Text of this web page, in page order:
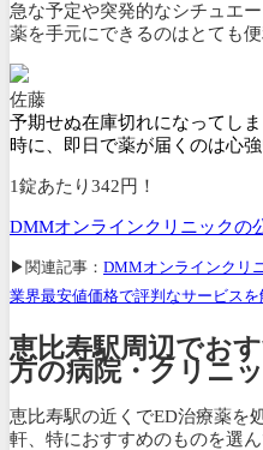
急な予定や突発的なシチュエ
薬を手元にできるのはとても便
佐藤
予期せぬ在庫切れになってし
時に、即日で薬が届くのは心強
1錠あたり342円！
DMMオンラインクリニックの
▶関連記事： DMMオンラインクリ
業界最安値価格で評判なサービスを
恵比寿駅周辺でお
方の病院・クリニッ
恵比寿駅の近くでED治療薬を
軒、特におすすめのものを選ん